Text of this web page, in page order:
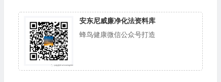
安东尼威廉净化法资料库
蜂鸟健康微信公众号打造